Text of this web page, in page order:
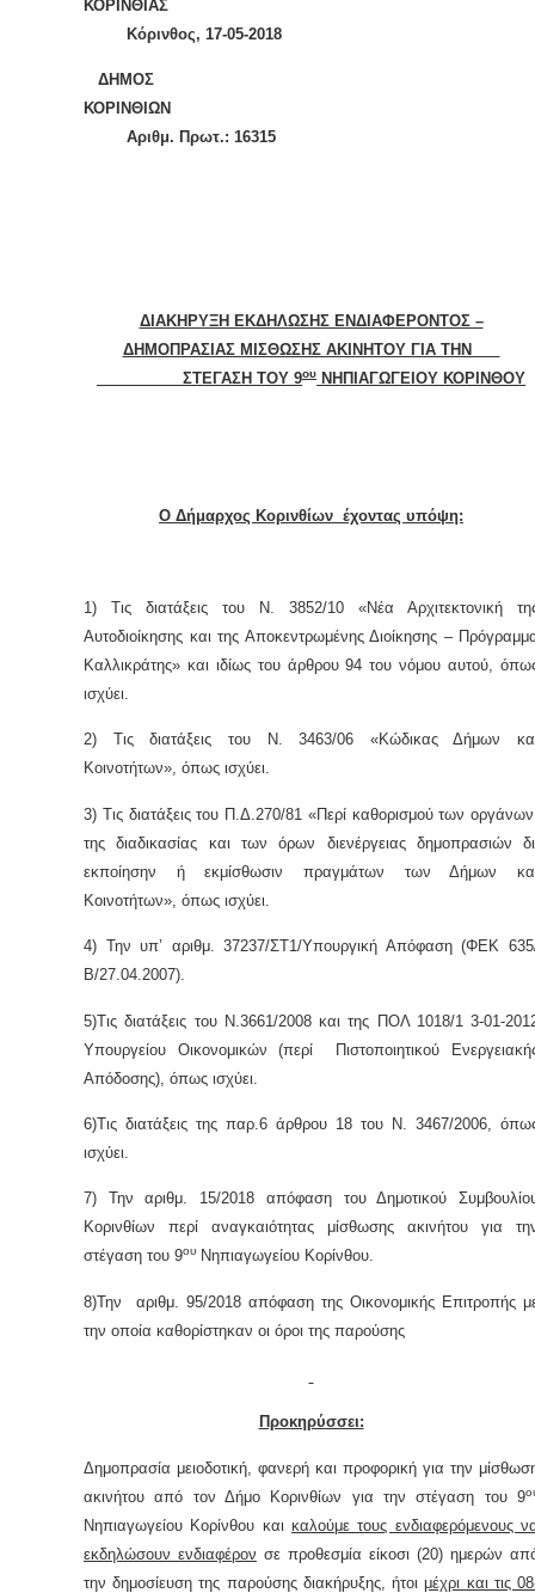
ΚΟΡΙΝΘΙΑΣ
Κόρινθος, 17-05-2018
ΔΗΜΟΣ
ΚΟΡΙΝΘΙΩΝ
Αριθμ. Πρωτ.: 16315
ΔΙΑΚΗΡΥΞΗ ΕΚΔΗΛΩΣΗΣ ΕΝΔΙΑΦΕΡΟΝΤΟΣ –
ΔΗΜΟΠΡΑΣΙΑΣ ΜΙΣΘΩΣΗΣ ΑΚΙΝΗΤΟΥ ΓΙΑ ΤΗΝ
ΣΤΕΓΑΣΗ ΤΟΥ 9ου ΝΗΠΙΑΓΩΓΕΙΟΥ ΚΟΡΙΝΘΟΥ
Ο Δήμαρχος Κορινθίων έχοντας υπόψη:
1) Τις διατάξεις του Ν. 3852/10 «Νέα Αρχιτεκτονική
Αυτοδιοίκησης και της Αποκεντρωμένης Διοίκησης –
Καλλικράτης» και ιδίως του άρθρου 94 του νόμου αυτού,
ισχύει.
2) Τις διατάξεις του Ν. 3463/06 «Κώδικας Δήμων
Κοινοτήτων», όπως ισχύει.
3) Τις διατάξεις του Π.Δ.270/81 «Περί καθορισμού των
της διαδικασίας και των όρων διενέργειας δημοπρασιών
εκποίησην ή εκμίσθωσιν πραγμάτων των Δήμων
Κοινοτήτων», όπως ισχύει.
4) Την υπ’ αριθμ. 37237/ΣΤ1/Υπουργική Απόφαση (ΦΕΚ
Β/27.04.2007).
5)Τις διατάξεις του Ν.3661/2008 και της ΠΟΛ 1018/1 3-01-
Υπουργείου Οικονομικών (περί Πιστοποιητικού
Απόδοσης), όπως ισχύει.
6)Τις διατάξεις της παρ.6 άρθρου 18 του Ν. 3467/2006,
ισχύει.
7) Την αριθμ. 15/2018 απόφαση του Δημοτικού
Κορινθίων περί αναγκαιότητας μίσθωσης ακινήτου για
στέγαση του 9ου Νηπιαγωγείου Κορίνθου.
8)Την αριθμ. 95/2018 απόφαση της Οικονομικής Επιτροπής
την οποία καθορίστηκαν οι όροι της παρούσης
Προκηρύσσει:
Δημοπρασία μειοδοτική, φανερή και προφορική για την
ακινήτου από τον Δήμο Κορινθίων για την στέγαση του 9
Νηπιαγωγείου Κορίνθου και καλούμε τους ενδιαφερόμενους
εκδηλώσουν ενδιαφέρον σε προθεσμία είκοσι (20) ημερών
την δημοσίευση της παρούσης διακήρυξης, ήτοιμέχρι και τις